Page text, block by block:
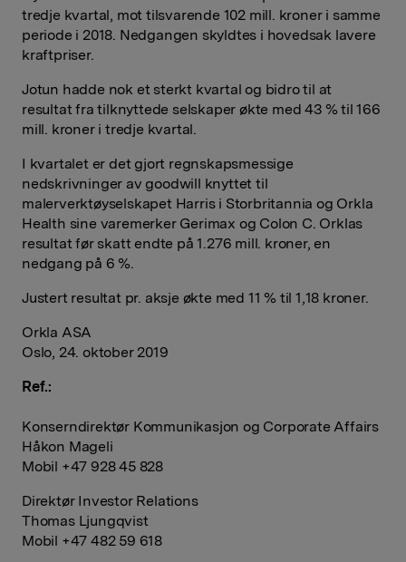
tredje kvartal, mot tilsvarende 102 mill. kroner i samme
periode i 2018. Nedgangen skyldtes i hovedsak lavere
kraftpriser.
Jotun hadde nok et sterkt kvartal og bidro til at
resultat fra tilknyttede selskaper økte med 43 % til 166
mill. kroner i tredje kvartal.
I kvartalet er det gjort regnskapsmessige
nedskrivninger av goodwill knyttet til
malerverktøyselskapet Harris i Storbritannia og Orkla
Health sine varemerker Gerimax og Colon C. Orklas
resultat før skatt endte på 1.276 mill. kroner, en
nedgang på 6 %.
Justert resultat pr. aksje økte med 11 % til 1,18 kroner.
Orkla ASA
Oslo, 24. oktober 2019
Ref.:
Konserndirektør Kommunikasjon og Corporate Affairs
Håkon Mageli
Mobil +47 928 45 828
Direktør Investor Relations
Thomas Ljungqvist
Mobil +47 482 59 618